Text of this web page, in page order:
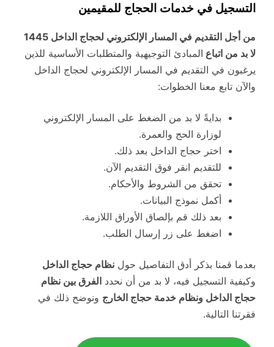
التسجيل في خدمات الحجاج للمقيمين
من أجل التقديم في المسار الإلكتروني لحجاج الداخل 1445
لا بد من اتباع المبادئ التوجيهية والمتطلبات الأساسية للذين
يرغبون في التقديم في المسار الإلكتروني لحجاج الداخل
والآن تابع معنا الخطوات:
بدايةً لا بد من الضغط على المسار الإلكتروني
لوزارة الحج والعمرة.
اختر حجاج الداخل بعد ذلك.
للتقديم انقر فوق التقديم الآن.
تحقق من الشروط والأحكام.
أكمل نموذج البيانات.
بعد ذلك قم بإلصاق الأوراق اللازمة.
اضغط على زر إرسال الطلب.
بعدما قمنا بذكر أدق التفاصيل حول نظام حجاج الداخل
وكيفية التسجيل فيه، لا بد من أن نحدد الفرق بين نظام
حجاج الداخل ونظام خدمة حجاج الخارج ونوضح ذلك في
فقرتنا التالية.